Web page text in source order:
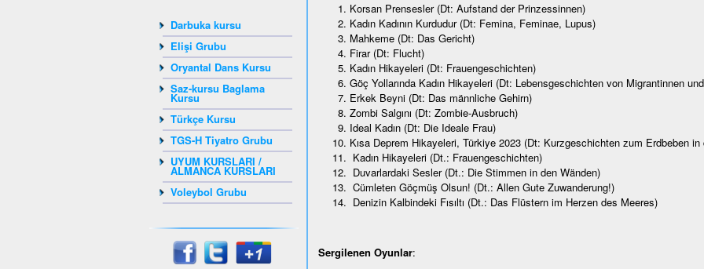
Darbuka kursu
Elişi Grubu
Oryantal Dans Kursu
Saz-kursu Baglama
Kursu
Türkçe Kursu
TGS-H Tiyatro Grubu
UYUM KURSLARI /
ALMANCA KURSLARI
Voleybol Grubu
Korsan Prensesler (Dt: Aufstand der Prinzessinnen)
Kadın Kadının Kurdudur (Dt: Femina, Feminae, Lupus)
Mahkeme (Dt: Das Gericht)
Firar (Dt: Flucht)
Kadın Hikayeleri (Dt: Frauengeschichten)
Göç Yollarında Kadın Hikayeleri (Dt: Lebensgeschichten von Migrantinnen
Erkek Beyni (Dt: Das männliche Gehirn)
Zombi Salgını (Dt: Zombie-Ausbruch)
Ideal Kadın (Dt: Die Ideale Frau)
Kısa Deprem Hikayeleri, Türkiye 2023 (Dt: Kurzgeschichten zum Erdbeben in
Kadın Hikayeleri (Dt.: Frauengeschichten)
Duvarlardaki Sesler (Dt.: Die Stimmen in den Wänden)
Cümleten Göçmüş Olsun! (Dt.: Allen Gute Zuwanderung!)
Denizin Kalbindeki Fısıltı (Dt.: Das Flüstern im Herzen des Meeres)
Sergilenen Oyunlar: